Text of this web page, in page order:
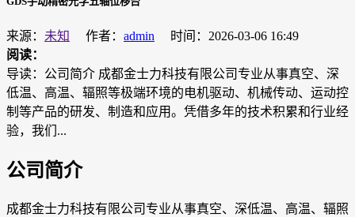
来源： 未知 作者： admin
时间：2026-03-06 16:49
阅读：
导读：公司简介 成都金士力科技有限公司专业从事真空、深
低温、高温、辐照等极端环境的电机驱动、机械传动、运动控
制等产品的研发、制造和应用。凭借多年的技术积累和行业经
验，我们...
公司简介
成都金士力科技有限公司专业从事真空、深低温、高温、辐照